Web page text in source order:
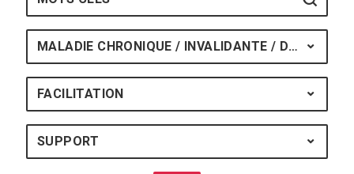
MALADIE CHRONIQUE / INVALIDANTE /
FACILITATION
SUPPORT